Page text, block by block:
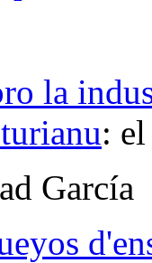
la
:
García